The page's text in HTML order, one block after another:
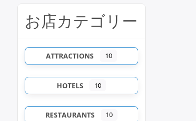
お店カテゴリー
ATTRACTIONS 10
HOTELS 10
RESTAURANTS 10